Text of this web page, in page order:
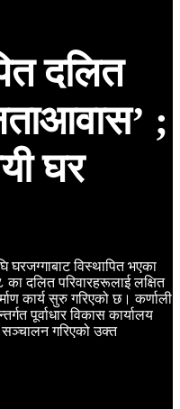
दलित
;
घर
विस्थापित भएका
दलित परिवारहरूलाई लक्षित
कार्य सुरु गरिएको छ। कर्णाली
पूर्वाधार विकास कार्यालय
गरिएको उक्त